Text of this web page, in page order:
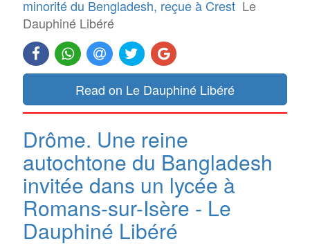
minorité du Bengladesh, reçue à Crest Le
Dauphiné Libéré
Read on Le Dauphiné Libéré
Drôme. Une reine
autochtone du Bangladesh
invitée dans un lycée à
Romans-sur-Isère - Le
Dauphiné Libéré